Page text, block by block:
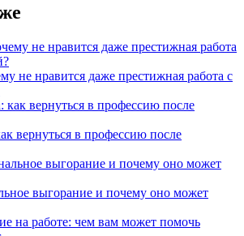
не нравится даже престижная работа с
вернуться в профессию после
выгорание и почему оно может